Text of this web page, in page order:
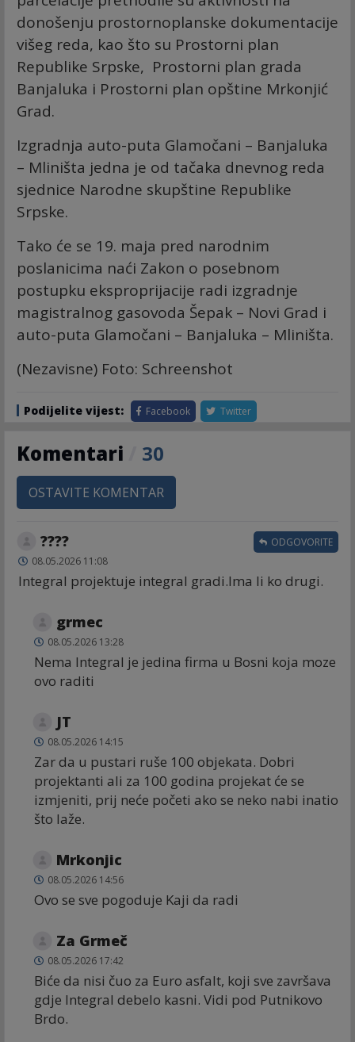
donošenju prostornoplanske dokumentacije
višeg reda, kao što su Prostorni plan
Republike Srpske, Prostorni plan grada
Banjaluka i Prostorni plan opštine Mrkonjić
Grad.
Izgradnja auto-puta Glamočani – Banjaluka
– Mliništa jedna je od tačaka dnevnog reda
sjednice Narodne skupštine Republike
Srpske.
Tako će se 19. maja pred narodnim
poslanicima naći Zakon o posebnom
postupku eksproprijacije radi izgradnje
magistralnog gasovoda Šepak – Novi Grad i
auto-puta Glamočani – Banjaluka – Mliništa.
(Nezavisne) Foto: Schreenshot
Podijelite vijest: Facebook Twitter
Komentari 30
OSTAVITE KOMENTAR
????
08.05.2026 11:08
Integral projektuje integral gradi.Ima li ko drugi.
ODGOVORITE
grmec
08.05.2026 13:28
Nema Integral je jedina firma u Bosni koja moze
ovo raditi
JT
08.05.2026 14:15
Zar da u pustari ruše 100 objekata. Dobri
projektanti ali za 100 godina projekat će se
izmjeniti, prij neće početi ako se neko nabi inatio
što laže.
Mrkonjic
08.05.2026 14:56
Ovo se sve pogoduje Kaji da radi
Za Grmeč
08.05.2026 17:42
Biće da nisi čuo za Euro asfalt, koji sve završava
gdje Integral debelo kasni. Vidi pod Putnikovo
Brdo.